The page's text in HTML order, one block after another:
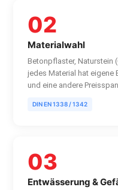
02
Materialwahl
Betonpflaster, Naturstein
jedes Material hat eigene
und eine andere
DIN EN 1338 / 1342
03
Entwässerung &